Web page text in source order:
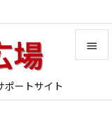
ポートサイト
